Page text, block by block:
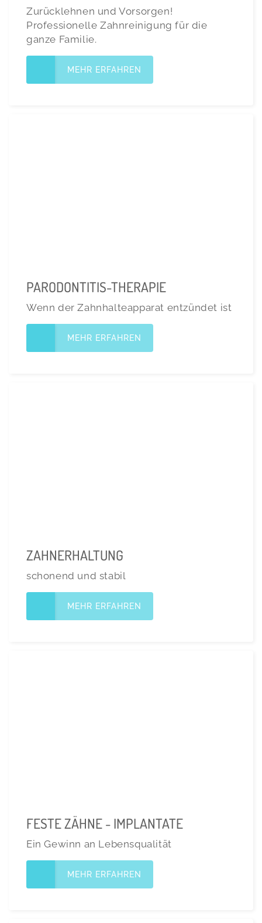
Zurücklehnen und Vorsorgen!
Professionelle Zahnreinigung für die
ganze Familie.
MEHR ERFAHREN
PARODONTITIS-THERAPIE
Wenn der Zahnhalteapparat entzündet ist
MEHR ERFAHREN
ZAHNERHALTUNG
schonend und stabil
MEHR ERFAHREN
FESTE ZÄHNE - IMPLANTATE
Ein Gewinn an Lebensqualität
MEHR ERFAHREN